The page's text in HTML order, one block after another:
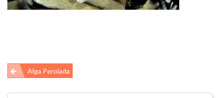
Navegação
de
Alga Perolada